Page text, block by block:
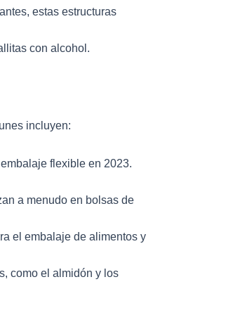
estas estructuras
con alcohol.
incluyen:
flexible en 2023.
a menudo en bolsas de
el embalaje de alimentos y
como el almidón y los